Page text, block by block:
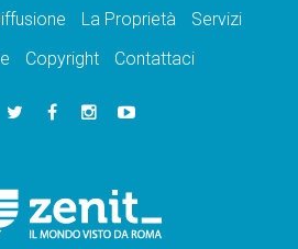
La Proprietà
Servizi
Copyright Contattaci